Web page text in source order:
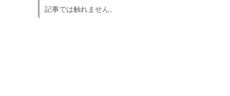
記事では触れません。